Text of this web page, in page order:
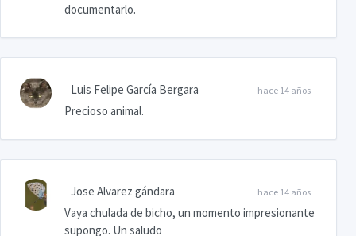
documentarlo.
hace 14 años
Luis Felipe García Bergara
Precioso animal.
hace 14 años
Jose Alvarez gándara
Vaya chulada de bicho, un momento impresionante
supongo. Un saludo